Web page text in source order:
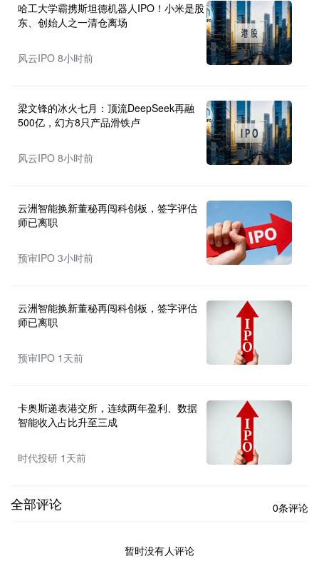
哈工大学霸携斯坦德机器人IPO！小米是股
东、创始人之一清仓离场
风云IPO 8小时前
梁文锋的冰火七月：顶流DeepSeek再融
500亿，幻方8只产品滑铁卢
风云IPO 8小时前
云洲智能换新董秘再闯科创板，签字评估
师已离职
预审IPO 3小时前
云洲智能换新董秘再闯科创板，签字评估
师已离职
预审IPO 1天前
卡奥斯递表港交所，连续两年盈利、数据
智能收入占比升至三成
时代投研 1天前
全部评论 0条评论
暂时没有人评论